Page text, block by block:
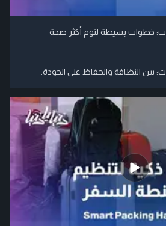
خطوات بسيطة لنوم أكثر صحة
بين النظافة والحفاظ على الجودة.